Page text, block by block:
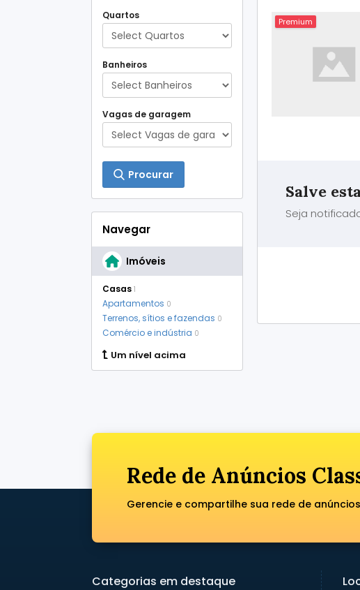
Quartos
Banheiros
Vagas de garagem
Procurar
Navegar
Imóveis
Casas 1
Apartamentos 0
Terrenos, sítios e fazendas 0
Comércio e indústria 0
Um nível acima
Premium
Salve
Seja
Rede de Anúncios
Gerencie e compartilhe sua rede de
Categorias em destaque